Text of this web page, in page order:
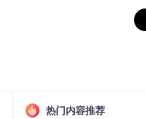
热门内容推荐